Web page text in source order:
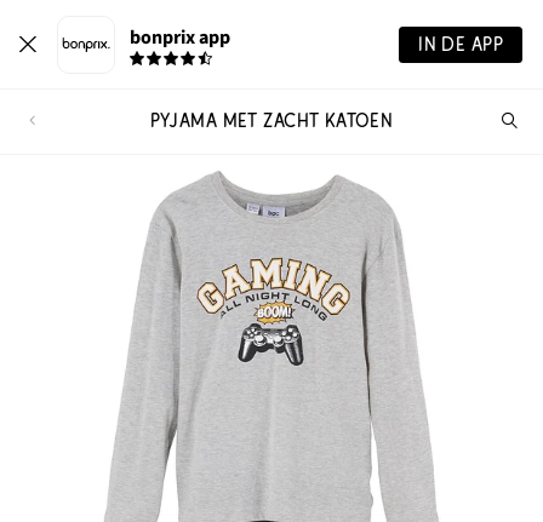
bonprix app IN DE APP
PYJAMA MET ZACHT KATOEN